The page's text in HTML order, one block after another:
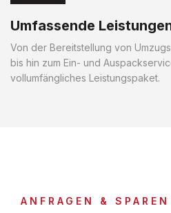
Umfassende
Von der Bereitstellung von
bis hin zum Ein- und
vollumfängliches Leistungspaket.
ANFRAGEN & SPAREN